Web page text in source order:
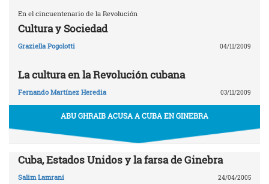
En el cincuentenario de la Revolución
Cultura y Sociedad
Graziella Pogolotti 04/11/2009
La cultura en la Revolución cubana
Fernando Martínez Heredia 03/11/2009
ABU GHRAIB ACUSA A CUBA EN GINEBRA
Cuba, Estados Unidos y la farsa de Ginebra
Salim Lamrani 24/04/2005